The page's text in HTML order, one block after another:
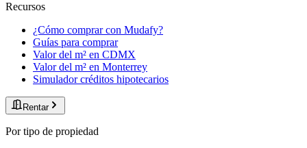
Recursos
¿Cómo comprar con Mudafy?
Guías para comprar
Valor del m² en CDMX
Valor del m² en Monterrey
Simulador créditos hipotecarios
Rentar
Por tipo de propiedad